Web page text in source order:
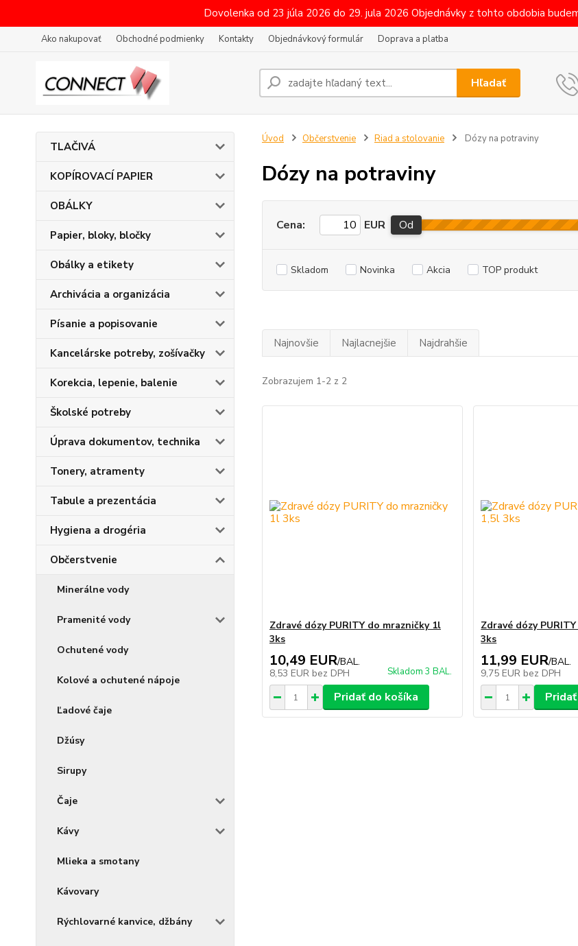
Dovolenka od 23 júla 2026 do 29. jula 2026 Objednávky z tohto obdobia
Ako nakupovať Obchodné podmienky Kontakty Objednávkový formulár Doprava a platba
Hľadať
TLAČIVÁ
KOPÍROVACÍ PAPIER
OBÁLKY
Papier, bloky, bločky
Obálky a etikety
Archivácia a organizácia
Písanie a popisovanie
Kancelárske potreby, zošívačky
Korekcia, lepenie, balenie
Školské potreby
Úprava dokumentov, technika
Tonery, atramenty
Tabule a prezentácia
Hygiena a drogéria
Občerstvenie
Minerálne vody
Pramenité vody
Ochutené vody
Kolové a ochutené nápoje
Ľadové čaje
Džúsy
Sirupy
Čaje
Kávy
Mlieka a smotany
Kávovary
Rýchlovarné kanvice, džbány
Úvod Občerstvenie Riad a stolovanie Dózy na potraviny
Dózy na potraviny
Cena: EUR Od
Skladom Novinka Akcia TOP produkt
Najnovšie Najlacnejšie Najdrahšie
Zobrazujem 1-2 z 2
Zdravé dózy PURITY do mrazničky 1l
3ks
10,49 EUR/BAL.
8,53 EUR bez DPH Skladom 3 BAL.
Pridať do košíka
Zdravé dózy
3ks
11,99 EUR/BAL.
9,75 EUR bez DPH